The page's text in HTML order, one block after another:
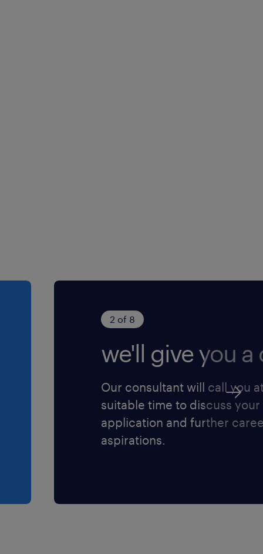
提出でお支払い
2 of 8
we'll give you a
Our consultant will call you
suitable time to discuss your
application and further
aspirations.